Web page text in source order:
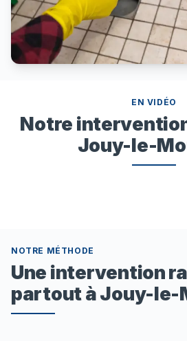
EN VIDÉO
Notre
Jouy-le-
NOTRE MÉTHODE
Une intervention
partout à Jouy-le-